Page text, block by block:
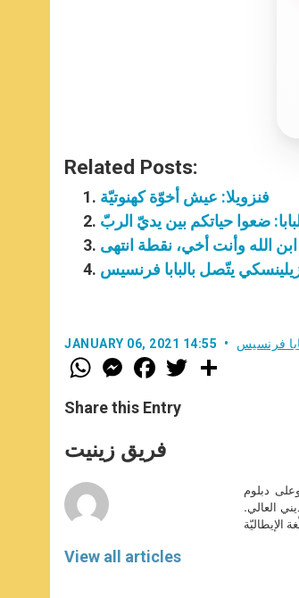
Related Posts:
فنزويلا: عيش أخوّة كهنوتيّة
ضعوا حياتكم بين يديّ الربّ
الله وأنت أخي، نقطة انتهى
يتّصل بالبابا فرنسيس
JANUARY 06, 2021 14:55 فرنسيس
W
h
t
s
p
p
M
e
s
e
g
e
F
a
e
b
o
k
w
Share this Entry
فريق زينيت
View all articles
دبلوم
العالي.
الإيطاليّة